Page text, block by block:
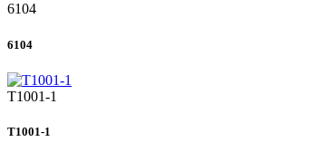
6104
6104
T1001-1
T1001-1